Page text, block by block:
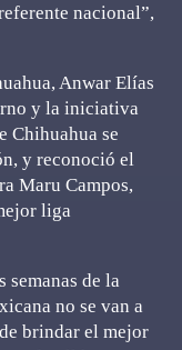
nacional”,
Anwar Elías
y la iniciativa
Chihuahua se
y reconoció el
Maru Campos,
liga
semanas de la
no se van a
brindar el mejor